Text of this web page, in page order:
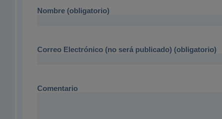
Nombre (obligatorio)
Correo Electrónico (no será publicado) (obligatorio)
Comentario